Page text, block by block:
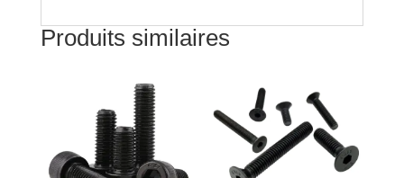
Six-
Produits similaires